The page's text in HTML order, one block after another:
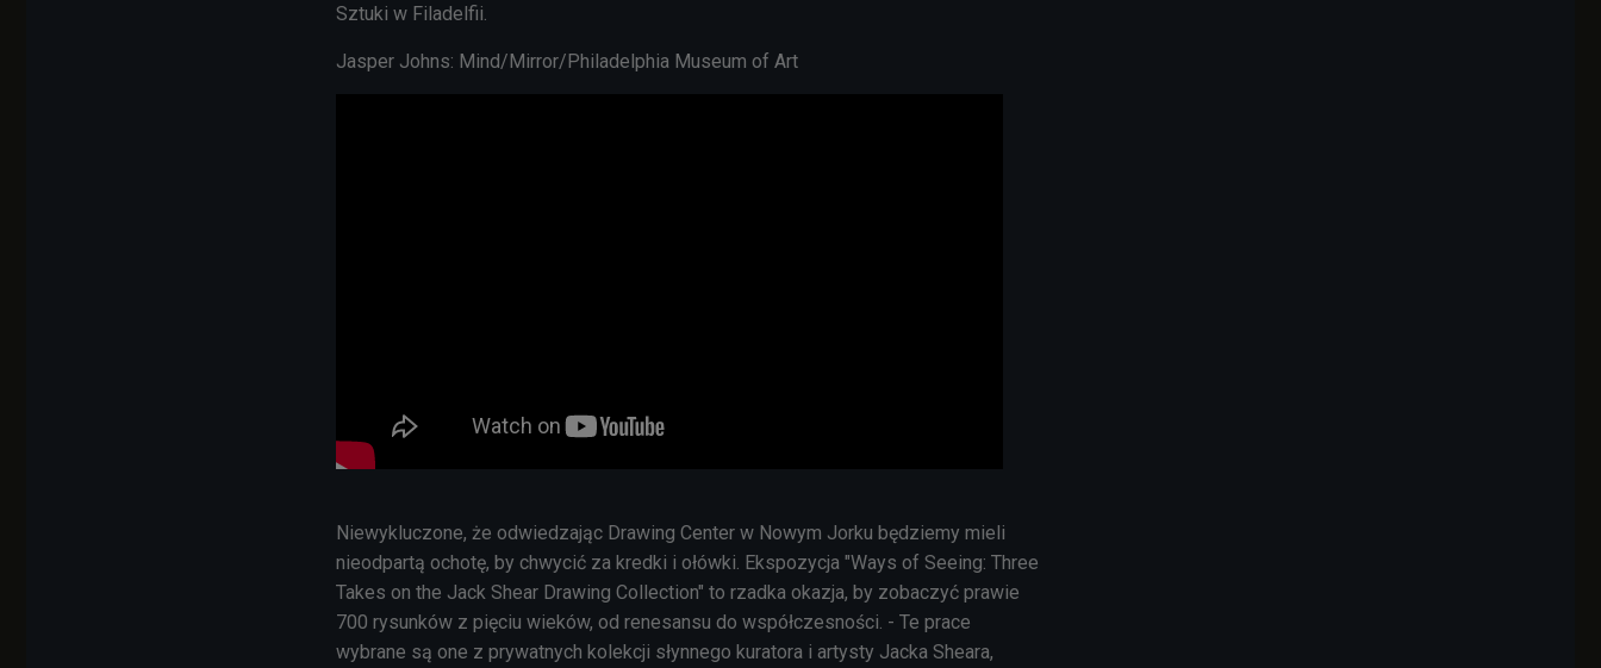
Sztuki w Filadelfii.
Jasper Johns: Mind/Mirror/Philadelphia Museum of Art
Niewykluczone, że odwiedzając Drawing Center w Nowym Jorku będziemy mieli
nieodpartą ochotę, by chwycić za kredki i ołówki. Ekspozycja "Ways of Seeing: Three
Takes on the Jack Shear Drawing Collection" to rzadka okazja, by zobaczyć prawie
700 rysunków z pięciu wieków, od renesansu do współczesności. - Te prace
wybrane są one z prywatnych kolekcji słynnego kuratora i artysty Jacka Sheara,